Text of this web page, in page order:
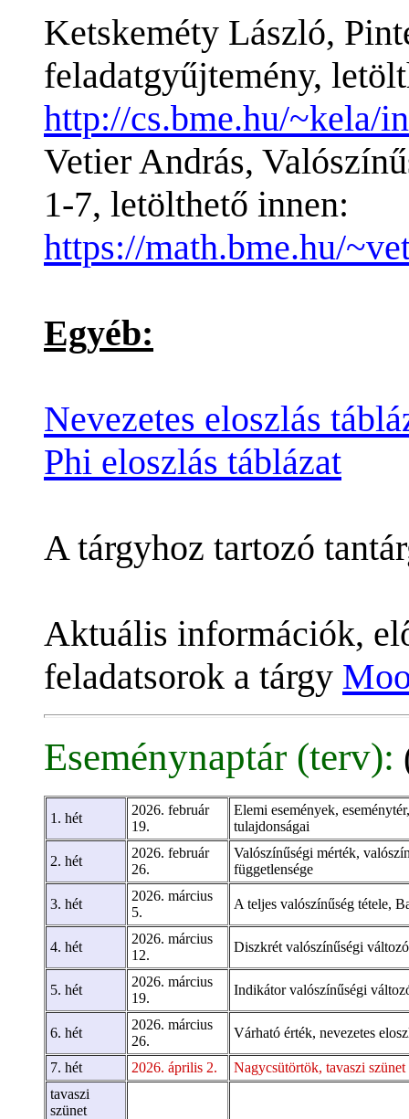
Ketskeméty László,
feladatgyűjtemény,
http://cs.bme.hu/~kela/
Vetier András,
1-7, letölthető innen:
https://math.bme.hu/
Egyéb:
Nevezetes eloszlás
Phi eloszlás táblázat
A tárgyhoz tartozó
Aktuális információk,
feladatsorok a tárgy
Eseménynaptár (terv):
1. hét
2026. február
19.
Elemi események,
tulajdonságai
2. hét
2026. február
26.
Valószínűségi mérték,
függetlensége
3. hét
2026. március
5.
A teljes valószínűség tétele,
4. hét
2026. március
12.
Diszkrét valószínűségi
5. hét
2026. március
19.
Indikátor valószínűségi
6. hét
2026. március
26.
Várható érték, nevezetes
7. hét 2026. április 2.
Nagycsütörtök, tavaszi szünet
tavaszi
szünet